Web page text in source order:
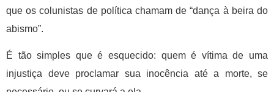
que os colunistas de política chamam de “dança à beira do
abismo”.
É tão simples que é esquecido: quem é vítima de uma
injustiça deve proclamar sua inocência até a morte, se